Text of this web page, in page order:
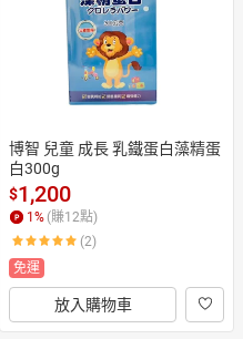
博智 兒童 成長 乳鐵蛋白藻精蛋
白300g
$1,200
1 % (賺12點)
(2)
免運
放入購物車